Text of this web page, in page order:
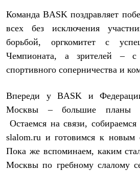
Команда BASK поздравляет
всех без исключения
борьбой, оргкомитет с
Чемпионата, а зрителей – с
спортивного соперничества и
Впереди у BASK и
Москвы – большие планы
Остаемся на связи,
slalom.ru и готовимся к новым
Пока же вспоминаем, каким
Москвы по гребному слалому